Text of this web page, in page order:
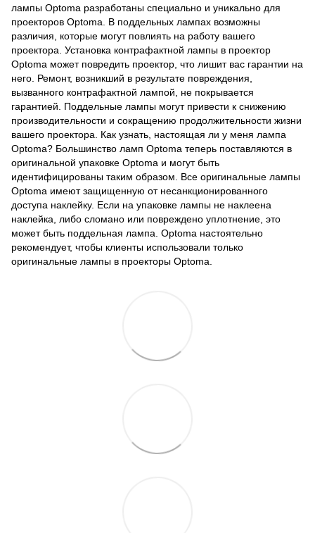
лампы Optoma разработаны специально и уникально для
проекторов Optoma. В поддельных лампах возможны
различия, которые могут повлиять на работу вашего
проектора. Установка контрафактной лампы в проектор
Optoma может повредить проектор, что лишит вас гарантии на
него. Ремонт, возникший в результате повреждения,
вызванного контрафактной лампой, не покрывается
гарантией. Поддельные лампы могут привести к снижению
производительности и сокращению продолжительности жизни
вашего проектора. Как узнать, настоящая ли у меня лампа
Optoma? Большинство ламп Optoma теперь поставляются в
оригинальной упаковке Optoma и могут быть
идентифицированы таким образом. Все оригинальные лампы
Optoma имеют защищенную от несанкционированного
доступа наклейку. Если на упаковке лампы не наклеена
наклейка, либо сломано или повреждено уплотнение, это
может быть поддельная лампа. Optoma настоятельно
рекомендует, чтобы клиенты использовали только
оригинальные лампы в проекторы Optoma.